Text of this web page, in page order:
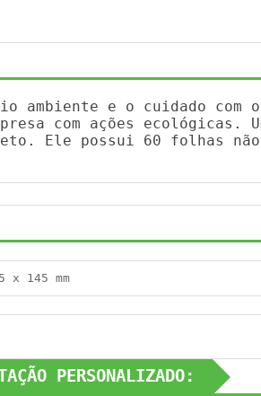
ambiente e o cuidado
com ações ecológicas.
Ele possui 60 folhas
x 145 mm
PERSONALIZADO: